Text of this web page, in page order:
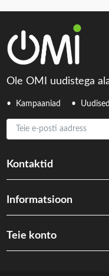
Ole OMI uudistega
Kampaaniad Uudised
Teie e-posti aadress
Kontaktid
Informatsioon
Teie konto